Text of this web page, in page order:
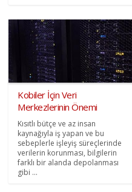
Kobiler İçin Veri
Merkezlerinin Önemi
Kısıtlı bütçe ve az insan
kaynağıyla iş yapan ve bu
sebeplerle işleyiş süreçlerinde
verilerin korunması, bilgilerin
farklı bir alanda depolanması
gibi ...